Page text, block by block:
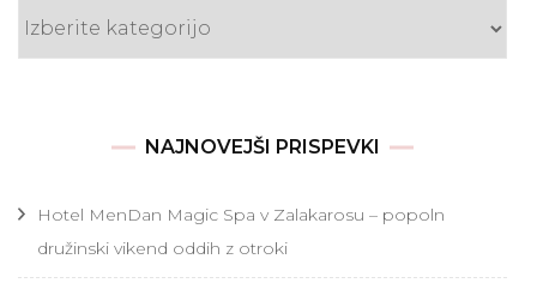
NAJNOVEJŠI PRISPEVKI
Hotel MenDan Magic Spa v Zalakarosu – popoln
družinski vikend oddih z otroki